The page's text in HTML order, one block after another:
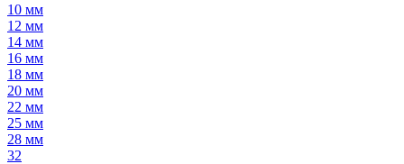
10 мм
12 мм
14 мм
16 мм
18 мм
20 мм
22 мм
25 мм
28 мм
32